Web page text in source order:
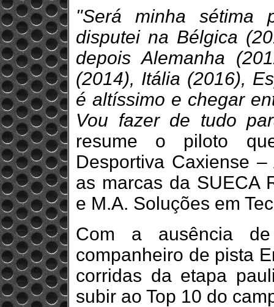
"Será minha sétima
disputei na Bélgica
depois Alemanha
(2014), Itália (2016),
é altíssimo e chegar
Vou fazer de tudo
resume o piloto
Desportiva Caxiense
as marcas da SUECA
e M.A. Soluções em
Com a ausência
companheiro de pista
corridas da etapa
subir ao Top 10 do